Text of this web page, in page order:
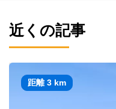
近くの記事
距離 3 km